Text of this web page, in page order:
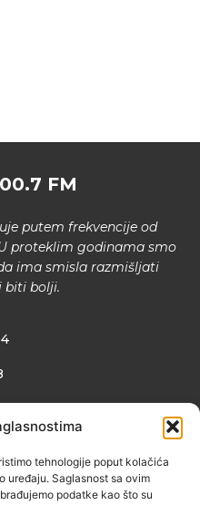
tehnologije poput kolačića
uređaju. Saglasnost sa ovim
podatke kao što su
FM
putem frekvencije od
proteklim godinama smo
ima smisla razmišljati
biti bolji.
72000 ZENICA